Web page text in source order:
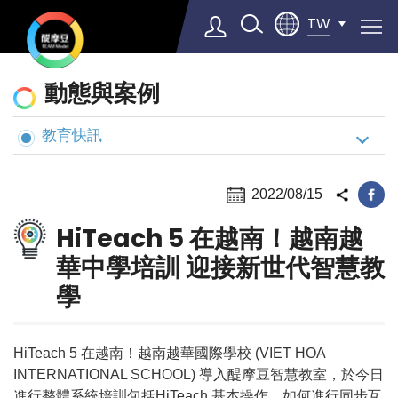
TW
▼
態
與
案
動態與案例
教育快訊
2022/08/15
HiTeach 5 在越南！越南越
華中學培訓 迎接新世代智慧教
學
HiTeach 5 在越南！越南越華國際學校 (VIET HOA
INTERNATIONAL SCHOOL) 導入醍摩豆智慧教室，於今日